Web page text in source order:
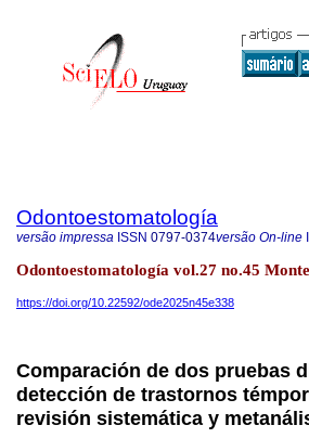
Odontoestomatología
versão impressa ISSN 0797-0374versão On-line
Odontoestomatología vol.27 no.45
https://doi.org/10.22592/ode2025n45e338
Comparación de dos pruebas
detección de trastornos
revisión sistemática y